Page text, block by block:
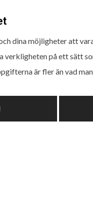
dina möjligheter att
verkligheten på ett sätt
är fler än vad